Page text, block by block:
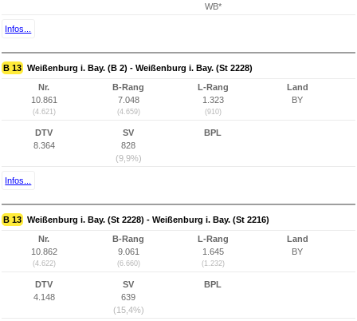
WB*
Infos...
B 13 Weißenburg i. Bay. (B 2) - Weißenburg i. Bay. (St 2228)
Nr.
10.861
(4.621)
B-Rang
7.048
(4.659)
L-Rang
1.323
(910)
Land
BY
DTV
8.364
SV
828
(9,9%)
BPL
Infos...
B 13 Weißenburg i. Bay. (St 2228) - Weißenburg i. Bay. (St 2216)
Nr.
10.862
(4.622)
B-Rang
9.061
(6.660)
L-Rang
1.645
(1.232)
Land
BY
DTV
4.148
SV
639
(15,4%)
BPL